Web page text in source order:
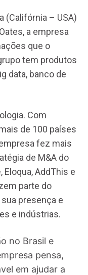
(Califórnia – USA)
a empresa
que o
tem produtos
data, banco de
Com
de 100 países
fez mais
de M&A do
AddThis e
parte do
presença e
e indústrias.
no Brasil e
pensa,
em ajudar a